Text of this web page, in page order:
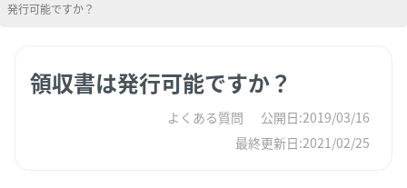
発行可能ですか？
領収書は発行可能ですか？
よくある質問
公開日:2019/03/16
最終更新日:2021/02/25